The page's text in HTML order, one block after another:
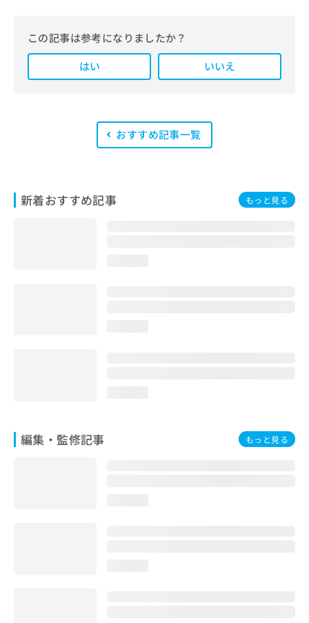
また、医療広告ガイドラインに準拠し
た編集体制を整えており、編集部内に
は、一般社団法人薬機法医療法規格協
います。
この記事は参考になりましたか？
はい
いいえ
おすすめ記事一覧
新着おすすめ記事 もっと見る
編集・監修記事 もっと見る